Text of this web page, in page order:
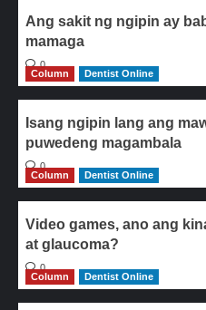
Ang sakit ng ngipin ay
mamaga
0
Column
Dentist Online
Isang ngipin lang ang
puwedeng magambala
0
Column
Dentist Online
Video games, ano ang
at glaucoma?
0
Column
Dentist Online